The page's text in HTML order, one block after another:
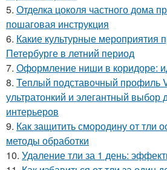
5. Отделка цоколя частного дома
пошаговая инструкция
6. Какие культурные мероприятия
Петербурге в летний период
7. Оформление ниши в коридоре:
8. Теплый подставочный профиль
ультратонкий и элегантный
интерьеров
9. Как защитить смородину от тли
методы обработки
10. Удаление тли за 1 день: